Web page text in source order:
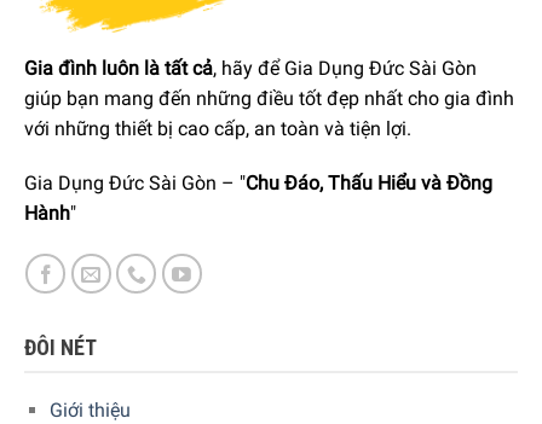
Gia đình luôn là tất cả, hãy để Gia Dụng Đức Sài Gòn
giúp bạn mang đến những điều tốt đẹp nhất cho gia đình
với những thiết bị cao cấp, an toàn và tiện lợi.
Gia Dụng Đức Sài Gòn – "Chu Đáo, Thấu Hiểu và Đồng
Hành"
ĐÔI NÉT
Giới thiệu